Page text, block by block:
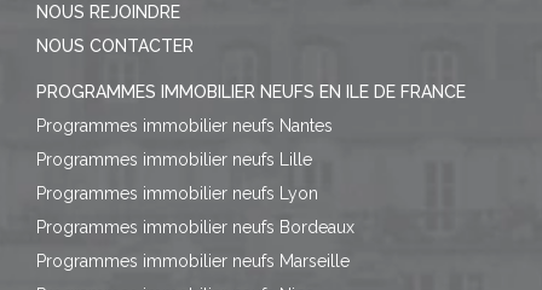
NOUS REJOINDRE
NOUS CONTACTER
PROGRAMMES IMMOBILIER NEUFS EN ILE DE FRANCE
Programmes immobilier neufs Nantes
Programmes immobilier neufs Lille
Programmes immobilier neufs Lyon
Programmes immobilier neufs Bordeaux
Programmes immobilier neufs Marseille